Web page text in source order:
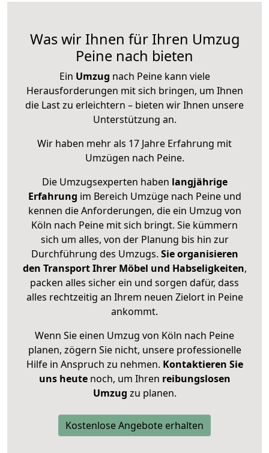
Was wir Ihnen für Ihren Umzug
Peine nach bieten
Ein Umzug nach Peine kann viele
Herausforderungen mit sich bringen, um Ihnen
die Last zu erleichtern – bieten wir Ihnen unsere
Unterstützung an.
Wir haben mehr als 17 Jahre Erfahrung mit
Umzügen nach Peine.
Die Umzugsexperten haben langjährige
Erfahrung im Bereich Umzüge nach Peine und
kennen die Anforderungen, die ein Umzug von
Köln nach Peine mit sich bringt. Sie kümmern
sich um alles, von der Planung bis hin zur
Durchführung des Umzugs. Sie organisieren
den Transport Ihrer Möbel und Habseligkeiten,
packen alles sicher ein und sorgen dafür, dass
alles rechtzeitig an Ihrem neuen Zielort in Peine
ankommt.
Wenn Sie einen Umzug von Köln nach Peine
planen, zögern Sie nicht, unsere professionelle
Hilfe in Anspruch zu nehmen. Kontaktieren Sie
uns heutenoch, um Ihren reibungslosen
Umzug zu planen.
Kostenlose Angebote erhalten